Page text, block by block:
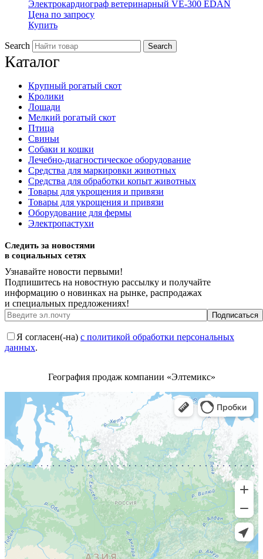
Электрокардиограф ветеринарный VE-300 EDAN
Цена по запросу
Купить
Search
Каталог
Крупный рогатый скот
Кролики
Лошади
Мелкий рогатый скот
Птица
Свиньи
Собаки и кошки
Лечебно-диагностическое оборудование
Средства для маркировки животных
Средства для обработки копыт животных
Товары для укрощения и привязи
Товары для укрощения и привязи
Оборудование для фермы
Электропастухи
Следить за новостями
в социальных сетях
Узнавайте новости первыми!
Подпишитесь на новостную рассылку и получайте
информацию о новинках на рынке, распродажах
и специальных предложениях!
Я согласен(-на) с политикой обработки персональных
данных.
География продаж компании «Элтемикс»